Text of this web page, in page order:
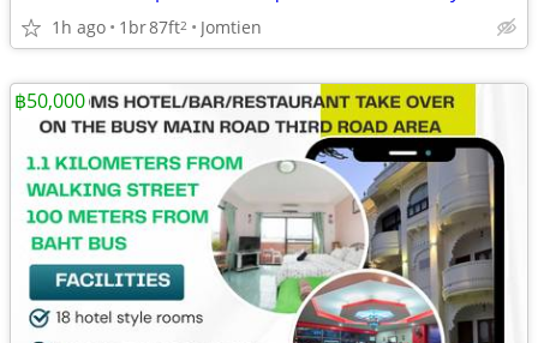
1h ago 1br87ft2 Jomtien
฿50,000